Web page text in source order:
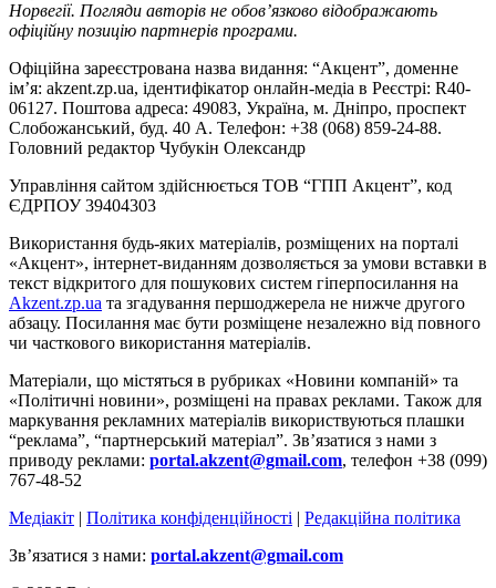
Норвегії. Погляди авторів не обов’язково відображають
офіційну позицію партнерів програми.
Офіційна зареєстрована назва видання: “Акцент”, доменне
ім’я: akzent.zp.ua, ідентифікатор онлайн-медіа в Реєстрі: R40-
06127. Поштова адреса: 49083, Україна, м. Дніпро, проспект
Слобожанський, буд. 40 А. Телефон: +38 (068) 859-24-88.
Головний редактор Чубукін Олександр
Управління сайтом здійснюється ТОВ “ГПП Акцент”, код
ЄДРПОУ 39404303
Використання будь-яких матеріалів, розміщених на порталі
«Акцент», інтернет-виданням дозволяється за умови вставки в
текст відкритого для пошукових систем гіперпосилання на
Akzent.zp.ua та згадування першоджерела не нижче другого
абзацу. Посилання має бути розміщене незалежно від повного
чи часткового використання матеріалів.
Матеріали, що містяться в рубриках «Новини компаній» та
«Політичні новини», розміщені на правах реклами. Також для
маркування рекламних матеріалів використвуються плашки
“реклама”, “партнерський матеріал”. Зв’язатися з нами з
приводу реклами: portal.akzent@gmail.com, телефон +38 (099)
767-48-52
Медіакіт | Політика конфіденційності | Редакційна політика
Зв’язатися з нами: portal.akzent@gmail.com